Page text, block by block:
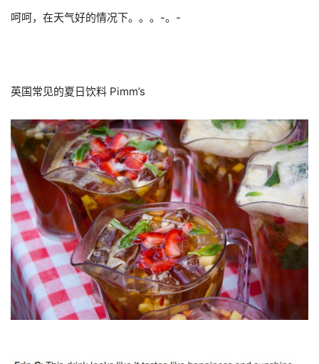
呵呵，在天气好的情况下。。。-。-
英国常见的夏日饮料 Pimm’s